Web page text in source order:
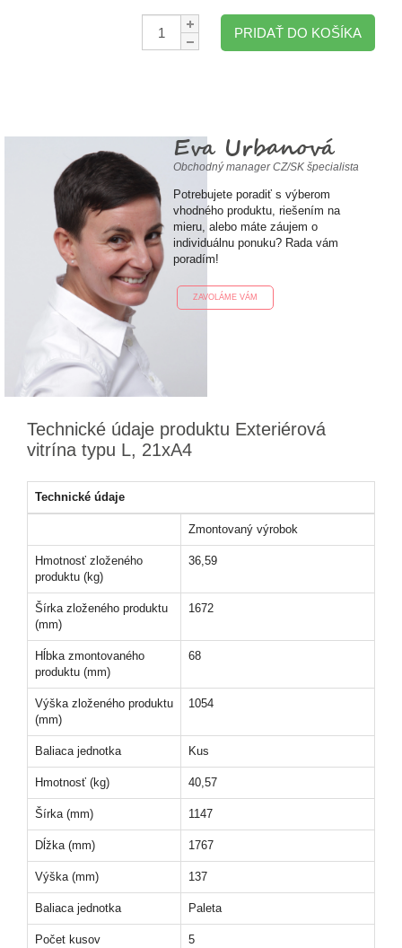
Množstvo:
PRIDAŤ DO KOŠÍKA
Eva Urbanová
Obchodný manager CZ/SK špecialista
Potrebujete poradiť s výberom
vhodného produktu, riešením na
mieru, alebo máte záujem o
individuálnu ponuku? Rada vám
poradím!
ZAVOLÁME VÁM
Technické údaje produktu Exteriérová
vitrína typu L, 21xA4
Technické údaje
Zmontovaný výrobok
Hmotnosť zloženého
produktu (kg)
36,59
Šírka zloženého produktu
(mm)
1672
Hĺbka zmontovaného
produktu (mm)
68
Výška zloženého produktu
(mm)
1054
Baliaca jednotka Kus
Hmotnosť (kg) 40,57
Šírka (mm) 1147
Dĺžka (mm) 1767
Výška (mm) 137
Baliaca jednotka Paleta
Počet kusov 5